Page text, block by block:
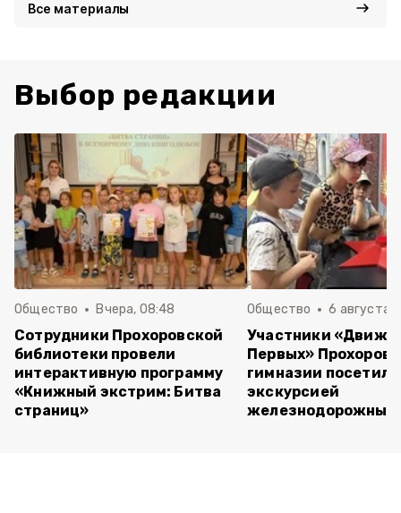
Все материалы
Выбор редакции
Общество Вчера, 08:48
Сотрудники Прохоровской
библиотеки провели
интерактивную программу
«Книжный экстрим: Битва
страниц»
Общество 6 августа ,
Участники
Первых»
гимназии
экскурсией
железнодорожный